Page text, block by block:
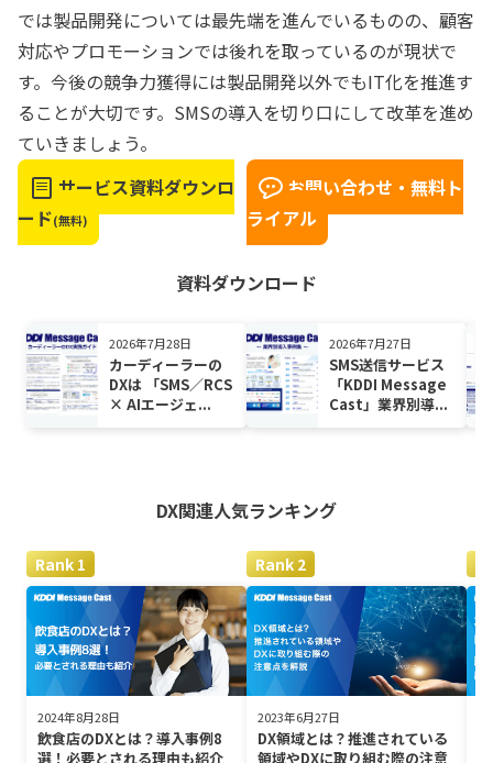
では製品開発については最先端を進んでいるものの、顧客
対応やプロモーションでは後れを取っているのが現状で
す。今後の競争力獲得には製品開発以外でもIT化を推進す
ることが大切です。SMSの導入を切り口にして改革を進め
ていきましょう。
サービス資料ダウンロ
ード(無料)
お問い合わせ・無料ト
ライアル
資料ダウンロード
2026年7月28日
カーディーラーの
DXは 「SMS／RCS
× AIエージェ...
2026年7月27日
SMS送信サービス
「KDDI Message
Cast」業界別導...
DX関連人気ランキング
2024年8月28日
飲食店のDXとは？導入事例8
選！必要とされる理由も紹介
2023年6月27日
DX領域とは？推進されている
領域やDXに取り組む際の注意